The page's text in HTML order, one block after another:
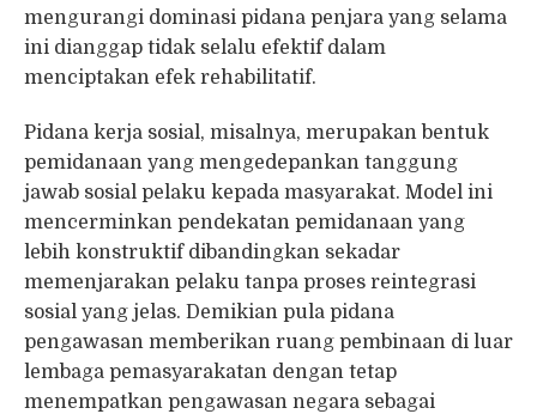
mengurangi dominasi pidana penjara yang selama
ini dianggap tidak selalu efektif dalam
menciptakan efek rehabilitatif.
Pidana kerja sosial, misalnya, merupakan bentuk
pemidanaan yang mengedepankan tanggung
jawab sosial pelaku kepada masyarakat. Model ini
mencerminkan pendekatan pemidanaan yang
lebih konstruktif dibandingkan sekadar
memenjarakan pelaku tanpa proses reintegrasi
sosial yang jelas. Demikian pula pidana
pengawasan memberikan ruang pembinaan di luar
lembaga pemasyarakatan dengan tetap
menempatkan pengawasan negara sebagai